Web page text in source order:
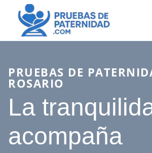
PRUEBAS DE
ROSARIO
La
acompaña